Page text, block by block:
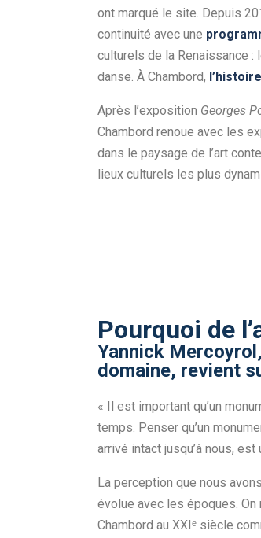
ont marqué le site. Depuis
continuité avec une
culturels de la Renaissance :
danse. À Chambord,
Après l’exposition Georges
Chambord renoue avec les
dans le paysage de l’art
lieux culturels les plus
Pourquoi de
Yannick
domaine, revient
« Il est important qu’un
temps. Penser qu’un
arrivé intact jusqu’à nous, est
La perception que nous
évolue avec les époques. On
Chambord au XXIᵉ siècle